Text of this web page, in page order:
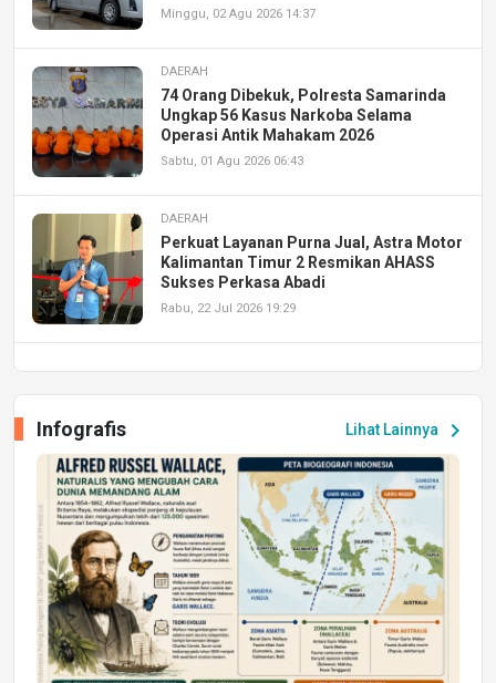
Minggu, 02 Agu 2026 14:37
DAERAH
74 Orang Dibekuk, Polresta Samarinda
Ungkap 56 Kasus Narkoba Selama
Operasi Antik Mahakam 2026
Sabtu, 01 Agu 2026 06:43
DAERAH
Perkuat Layanan Purna Jual, Astra Motor
Kalimantan Timur 2 Resmikan AHASS
Sukses Perkasa Abadi
Rabu, 22 Jul 2026 19:29
Peluang Kerja dan Magang
Jumat, 17 Jul 2026 22:30
DAERAH
Astra Motor Kalimantan Timur 2 Dukung
Mahasiswa Samarinda dalam Astra
Honda SDGs Future Leaders 2026
Jumat, 10 Jul 2026 19:01
Lihat Lainnya chevron_right
Infografis